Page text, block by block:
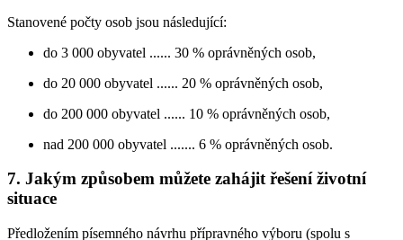
Stanovené počty osob jsou následující:
do 3 000 obyvatel ...... 30 % oprávněných osob,
do 20 000 obyvatel ...... 20 % oprávněných osob,
do 200 000 obyvatel ...... 10 % oprávněných osob,
nad 200 000 obyvatel ....... 6 % oprávněných osob.
7. Jakým způsobem můžete zahájit řešení životní
situace
Předložením písemného návrhu přípravného výboru (spolu s